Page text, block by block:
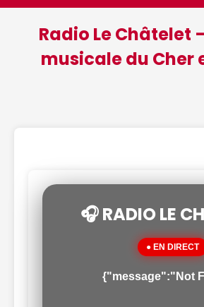
Radio Le Châtelet
musicale du Cher
🎧 RADIO LE
● EN DIRECT
{"message":"Not